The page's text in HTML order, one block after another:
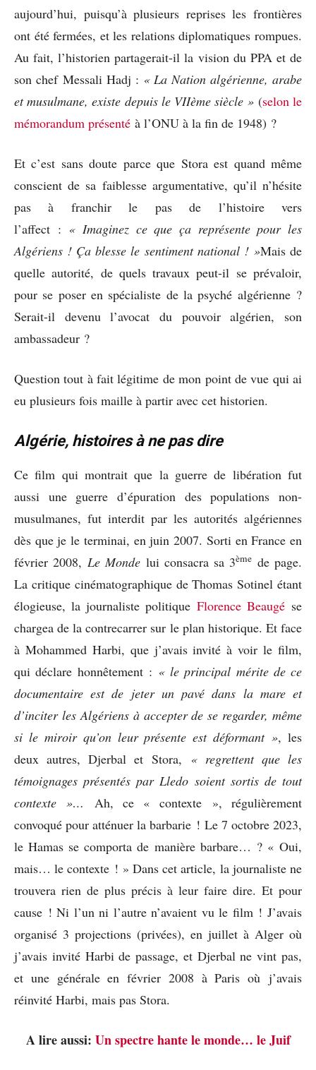
aujourd’hui, puisqu’à plusieurs reprises les frontières
ont été fermées, et les relations diplomatiques rompues.
Au fait, l’historien partagerait-il la vision du PPA et de
son chef Messali Hadj : « La Nation algérienne, arabe
et musulmane, existe depuis le VIIème siècle »(selon le
mémorandum présenté à l’ONU à la fin de 1948) ?
Et c’est sans doute parce que Stora est quand même
conscient de sa faiblesse argumentative, qu’il n’hésite
pas à franchir le pas de l’histoire vers
l’affect : « Imaginez ce que ça représente pour les
Algériens ! Ça blesse le sentiment national ! »Mais de
quelle autorité, de quels travaux peut-il se prévaloir,
pour se poser en spécialiste de la psyché algérienne ?
Serait-il devenu l’avocat du pouvoir algérien, son
ambassadeur ?
Question tout à fait légitime de mon point de vue qui ai
eu plusieurs fois maille à partir avec cet historien.
Algérie, histoires à ne pas dire
Ce film qui montrait que la guerre de libération fut
aussi une guerre d’épuration des populations non-
musulmanes, fut interdit par les autorités algériennes
dès que je le terminai, en juin 2007. Sorti en France en
février 2008, Le Monde lui consacra sa 3ème de page.
La critique cinématographique de Thomas Sotinel étant
élogieuse, la journaliste politique Florence Beaugé se
chargea de la contrecarrer sur le plan historique. Et face
à Mohammed Harbi, que j’avais invité à voir le film,
qui déclare honnêtement : « le principal mérite de ce
documentaire est de jeter un pavé dans la mare et
d’inciter les Algériens à accepter de se regarder, même
si le miroir qu’on leur présente est déformant », les
deux autres, Djerbal et Stora, « regrettent que les
témoignages présentés par Lledo soient sortis de tout
contexte »… Ah, ce « contexte », régulièrement
convoqué pour atténuer la barbarie ! Le 7 octobre 2023,
le Hamas se comporta de manière barbare… ? « Oui,
mais… le contexte ! » Dans cet article, la journaliste ne
trouvera rien de plus précis à leur faire dire. Et pour
cause ! Ni l’un ni l’autre n’avaient vu le film ! J’avais
organisé 3 projections (privées), en juillet à Alger où
j’avais invité Harbi de passage, et Djerbal ne vint pas,
et une générale en février 2008 à Paris où j’avais
réinvité Harbi, mais pas Stora.
A lire aussi: Un spectre hante le monde… le Juif